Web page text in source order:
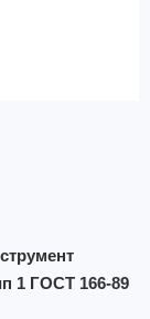
1 ГОСТ 166-89